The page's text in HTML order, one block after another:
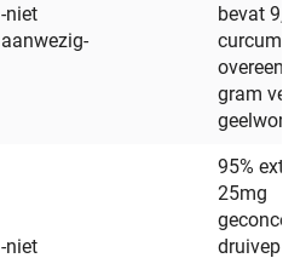
-niet
aanwezig-
bevat 9,5
overeen
gram
-niet
95%
25mg
druivepit-